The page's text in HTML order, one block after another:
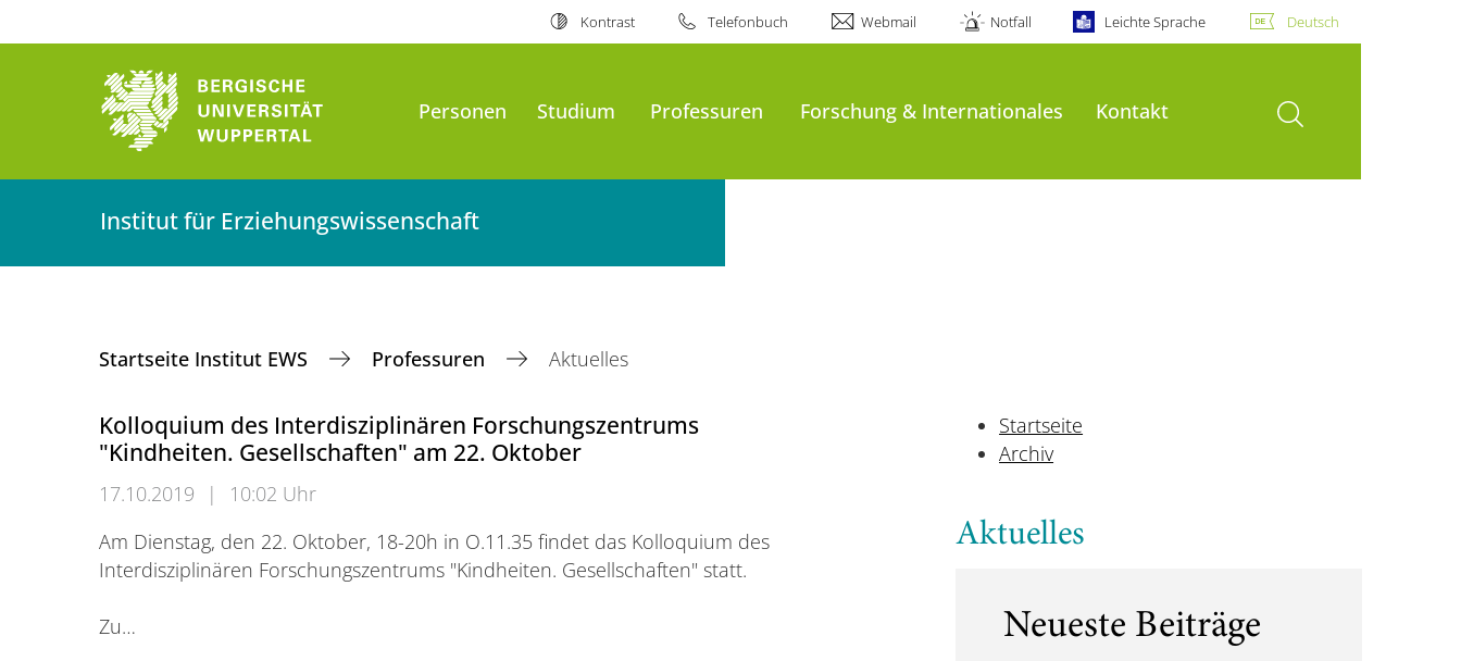
Kontrast Telefonbuch Webmail Notfall Leichte Sprache Deutsch
Personen Studium Professuren Forschung & Internationales Kontakt Suche öffnen
Institut für Erziehungswissenschaft
Startseite Institut EWS Professuren Aktuelles
Kolloquium des Interdisziplinären Forschungszentrums
"Kindheiten. Gesellschaften" am 22. Oktober
17.10.2019 |
10:02 Uhr
Am Dienstag, den 22. Oktober, 18-20h in O.11.35 findet das Kolloquium des
Interdisziplinären Forschungszentrums "Kindheiten. Gesellschaften" statt.
Zu…
Startseite
Archiv
Aktuelles
Neueste Beiträge